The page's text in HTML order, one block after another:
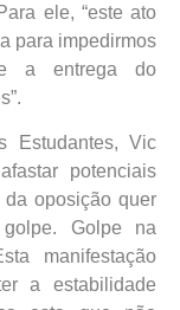
ele, “este ato
para impedirmos
a entrega do
Estudantes, Vic
potenciais
da oposição quer
Golpe na
manifestação
a estabilidade